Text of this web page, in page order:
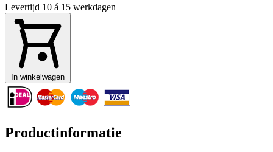
Levertijd 10 á 15 werkdagen
In winkelwagen
Productinformatie